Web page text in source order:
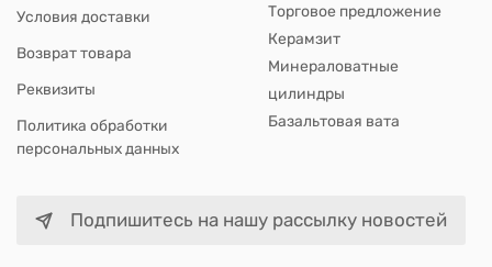
Условия доставки
Возврат товара
Реквизиты
Политика обработки
персональных данных
Торговое предложение
Керамзит
Минераловатные
цилиндры
Базальтовая вата
Подпишитесь на нашу рассылку новостей